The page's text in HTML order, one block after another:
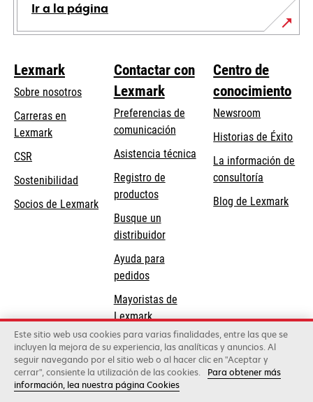
Ir a la página
Lexmark
Sobre nosotros
Carreras en
Lexmark
CSR
Sostenibilidad
Socios de Lexmark
Contactar con
Lexmark
Preferencias de
comunicación
se
abre
en
una
pestaña
nueva
Asistencia técnicase
abre
Registro de
productos
Busque un
distribuidor
Ayuda para
pedidos
Mayoristas de
Lexmark
Centro de
conocimiento
Newsroom
Historias de Éxito
La información de
consultoría
Blog de Lexmark
Lexmark International, Inc., una compañía de Xerox
©2026 Todos los derechos reservados.
Legal Política de privacidad
Términos y
Este sitio web usa cookies para varias finalidades, entre las que se
incluyen la mejora de su experiencia, las analíticas y anuncios. Al
seguir navegando por el sitio web o al hacer clic en "Aceptar y
cerrar", consiente la utilización de las cookies.
Para obtener más
información, lea nuestra página Cookies